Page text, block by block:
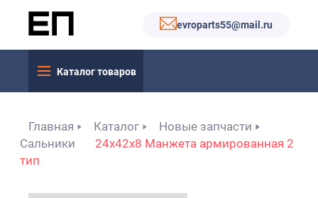
evroparts55@mail.ru
Каталог товаров
Главная Каталог
Новые запчасти
Сальники
24x42x8 Манжета армированная 2
тип